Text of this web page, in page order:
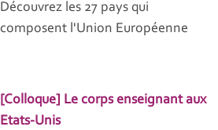
Découvrez les 27 pays qui
composent l'Union Européenne
[Colloque] Le corps enseignant aux
Etats-Unis